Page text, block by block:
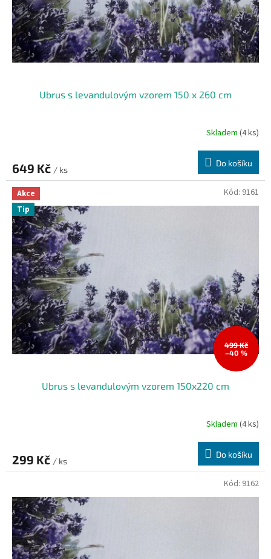
Ubrus s levandulovým vzorem 150 x 260 cm
Skladem (4 ks)
649 Kč / ks
Do košíku
Akce
Tip
499 Kč
–40 %
Ubrus s levandulovým vzorem 150x220 cm
Skladem (4 ks)
299 Kč / ks
Do košíku
Kód: 9161
Kód: 9162